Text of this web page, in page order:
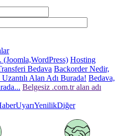
Hosting
Bedava Backorder Nedir,
Alan Adı Burada! Bedava,
Belgesiz .com.tr alan adı
UyarıYenilikDiğer